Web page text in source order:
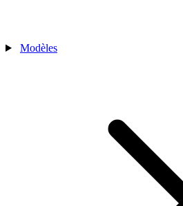
Modèles